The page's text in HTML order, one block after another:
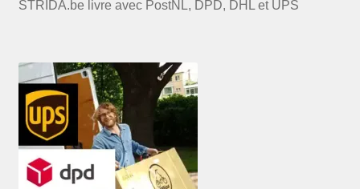
STRIDA.be livre avec PostNL, DPD, DHL et UPS